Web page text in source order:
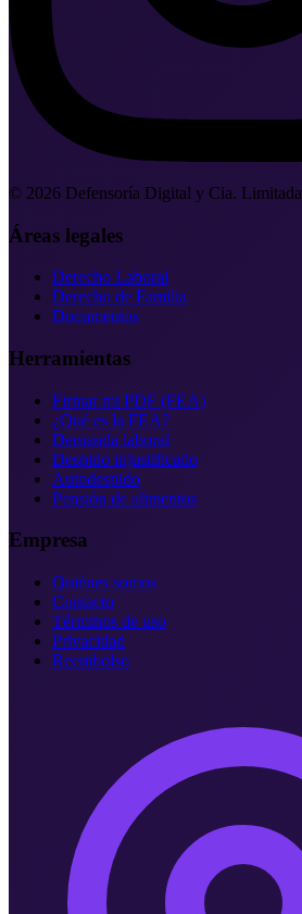
© 2026 Defensoría Digital y Cia. Limitada
Áreas legales
Derecho Laboral
Derecho de Familia
Documentos
Herramientas
Firmar mi PDF (FEA)
¿Qué es la FEA?
Demanda laboral
Despido injustificado
Autodespido
Pensión de alimentos
Empresa
Quiénes somos
Contacto
Términos de uso
Privacidad
Reembolso